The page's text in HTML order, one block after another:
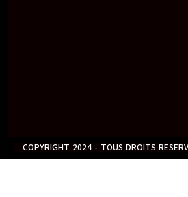
COPYRIGHT 2024 - TOUS DROITS